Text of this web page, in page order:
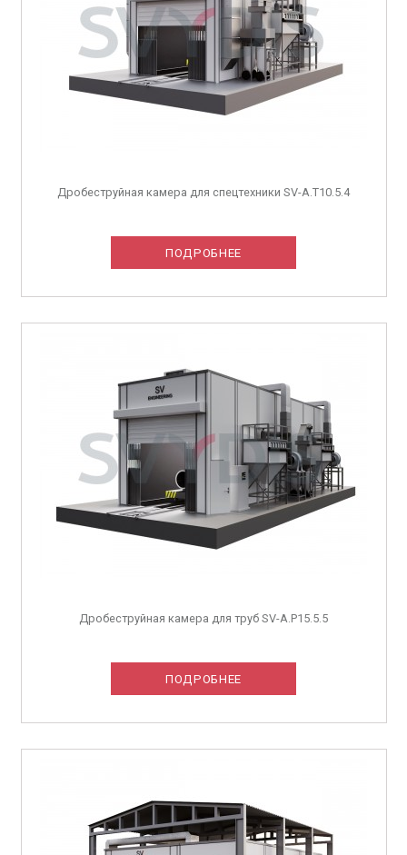
Дробеструйная камера для спецтехники SV-A.T10.5.4
ПОДРОБНЕЕ
Дробеструйная камера для труб SV-A.P15.5.5
ПОДРОБНЕЕ